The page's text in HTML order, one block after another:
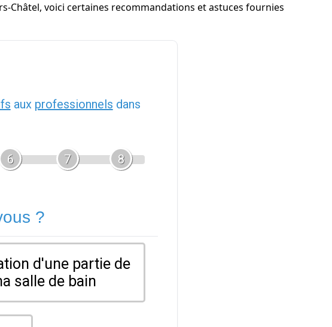
Châtel, voici certaines recommandations et astuces fournies
aux professionnels dans
6 7 8
?
d'une partie de
salle de bain